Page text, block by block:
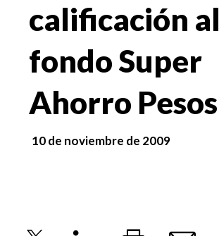
calificación al
fondo Super
Ahorro Pesos
10 de noviembre de 2009